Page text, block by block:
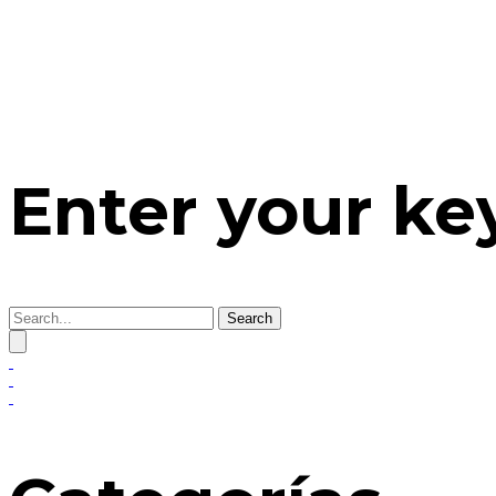
Enter your
Search